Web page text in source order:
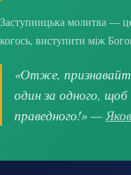
Заступницька молитва —
когось, виступити між
«Отже,
один за одного,
праведного!» —